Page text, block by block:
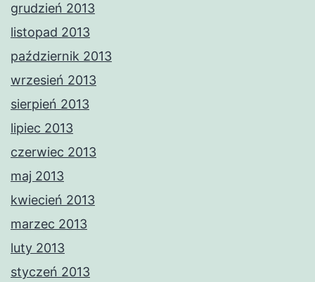
grudzień 2013
listopad 2013
październik 2013
wrzesień 2013
sierpień 2013
lipiec 2013
czerwiec 2013
maj 2013
kwiecień 2013
marzec 2013
luty 2013
styczeń 2013